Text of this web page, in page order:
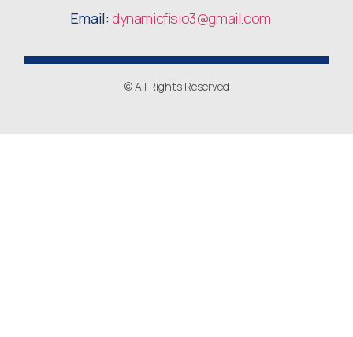
Email: dynamicfisio3@gmail.com
© All Rights Reserved